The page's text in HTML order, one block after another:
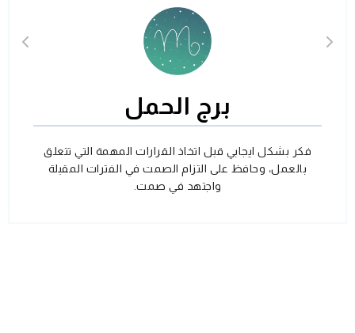
برج الحمل
فكر بشكل ايجابي قبل اتخاذ القرارات المهمة التي تتعلق
بالعمل، وحافظ على التزام الصمت في الفترات المقبلة
واجتهد في صمت.